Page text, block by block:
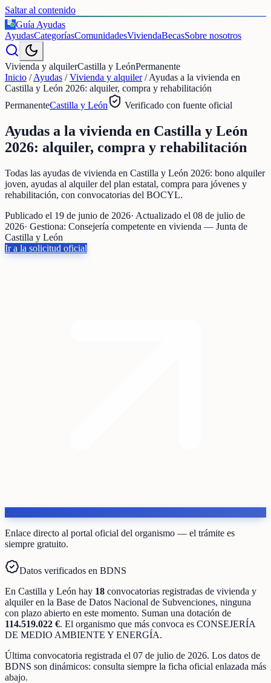
Saltar al contenido
€
Guía Ayudas
AyudasCategoríasComunidadesViviendaBecasSobre nosotros
Vivienda y alquilerCastilla y LeónPermanente
Inicio /Ayudas /Vivienda y alquiler/Ayudas a la vivienda en
Castilla y León 2026: alquiler, compra y rehabilitación
PermanenteCastilla y León Verificado con fuente oficial
Ayudas a la vivienda en Castilla y León
2026: alquiler, compra y rehabilitación
Todas las ayudas de vivienda en Castilla y León 2026: bono alquiler
joven, ayudas al alquiler del plan estatal, compra para jóvenes y
rehabilitación, con convocatorias del BOCYL.
Publicado el 19 de junio de 2026· Actualizado el 08 de julio de
2026· Gestiona: Consejería competente en vivienda — Junta de
Castilla y León
Ir a la solicitud oficial
Enlace directo al portal oficial del organismo — el trámite es
siempre gratuito.
Datos verificados en BDNS
En Castilla y León hay 18 convocatorias registradas de vivienda y
alquileren la Base de Datos Nacional de Subvenciones, ninguna
con plazo abierto en este momento. Suman una dotación de
114.519.022 €. El organismo que más convoca es CONSEJERÍA
DE MEDIO AMBIENTE Y ENERGÍA.
Última convocatoria registrada el 07 de julio de 2026. Los datos de
BDNS son dinámicos: consulta siempre la ficha oficial enlazada más
abajo.